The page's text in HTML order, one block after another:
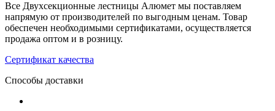
Все Двухсекционные лестницы Алюмет мы поставляем
напрямую от производителей по выгодным ценам. Товар
обеспечен необходимыми сертификатами, осуществляется
продажа оптом и в розницу.
Сертификат качества
Способы доставки